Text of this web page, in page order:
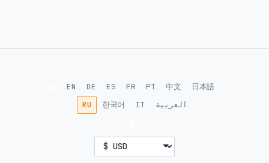
EN DE ES FR PT 中文
日本語
RU
한국어 IT العربية